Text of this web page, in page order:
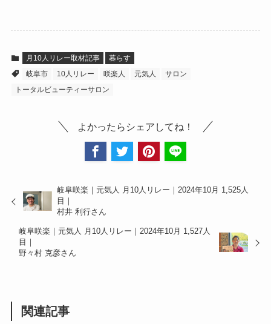
月10人リレー取材記事
暮らす
岐阜市
10人リレー 咲楽人 元気人
サロン
トータルビューティーサロン
よかったらシェアしてね！
岐阜咲楽｜元気人 月10人リレー｜2024年10月 1,525人
目｜
村井 利行さん
岐阜咲楽｜元気人 月10人リレー｜2024年10月 1,527人
目｜
野々村 克彦さん
関連記事